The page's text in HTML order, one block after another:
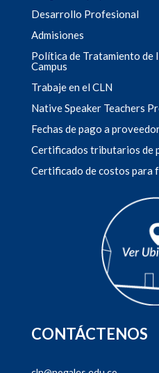
Desarrollo Profesional
Admisiones
Política de Tratamiento de
Campus
Trabaje en el CLN
Native Speaker Teachers
Fechas de pago a
Certificados tributarios de
Certificado de costos para
CONTÁCTENOS